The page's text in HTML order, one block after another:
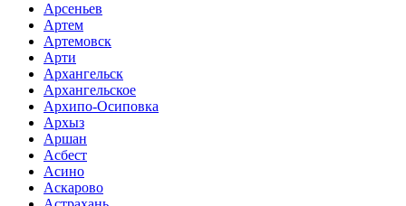
Арсеньев
Артем
Артемовск
Арти
Архангельск
Архангельское
Архипо-Осиповка
Архыз
Аршан
Асбест
Асино
Аскарово